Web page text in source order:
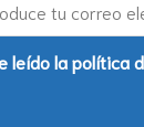
leído la política